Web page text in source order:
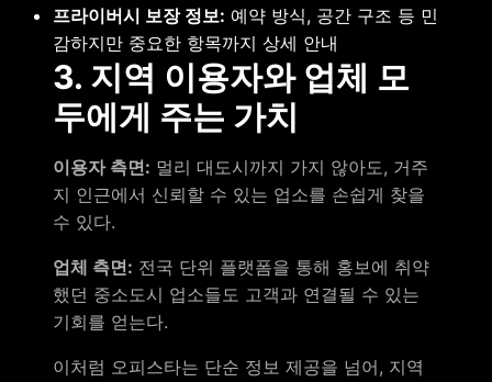
프라이버시 보장 정보: 예약 방식, 공간 구조 등 민
감하지만 중요한 항목까지 상세 안내
3. 지역 이용자와 업체 모
두에게 주는 가치
이용자 측면: 멀리 대도시까지 가지 않아도, 거주
지 인근에서 신뢰할 수 있는 업소를 손쉽게 찾을
수 있다.
업체 측면: 전국 단위 플랫폼을 통해 홍보에 취약
했던 중소도시 업소들도 고객과 연결될 수 있는
기회를 얻는다.
이처럼 오피스타는 단순 정보 제공을 넘어, 지역